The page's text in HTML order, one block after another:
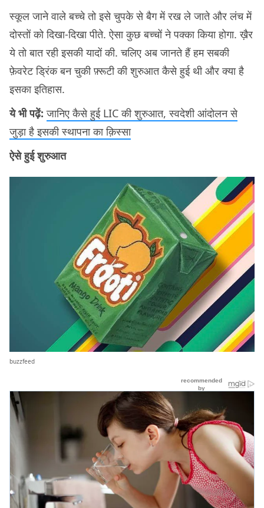
स्कूल जाने वाले बच्चे तो इसे चुपके से बैग में रख ले जाते और लंच में
दोस्तों को दिखा-दिखा पीते. ऐसा कुछ बच्चों ने पक्का किया होगा. ख़ैर
ये तो बात रही इसकी यादों की. चलिए अब जानते हैं हम सबकी
फ़ेवरेट ड्रिंक बन चुकी फ़्रूटी की शुरुआत कैसे हुई थी और क्या है
इसका इतिहास.
ये भी पढ़ें: जानिए कैसे हुई LIC की शुरुआत, स्वदेशी आंदोलन से
जुड़ा है इसकी स्थापना का क़िस्सा
ऐसे हुई शुरुआत
buzzfeed